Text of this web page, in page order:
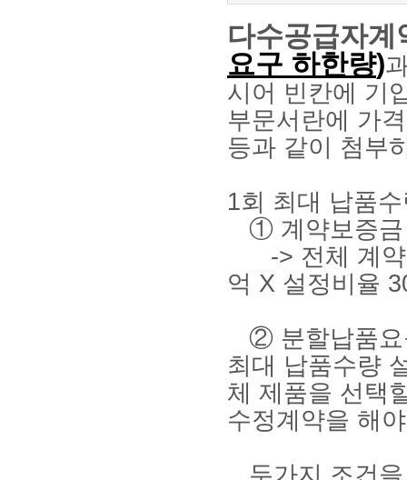
다수공급자
요구 하한량)
시어 빈칸에 기
부문서란에 가
등과 같이 첨부
1회 최대 납품
① 계약보증금
-> 전체 계약
억 X 설정비율
② 분할납품요
최대 납품수량
체 제품을 선택
수정계약을 해
두가지 조건